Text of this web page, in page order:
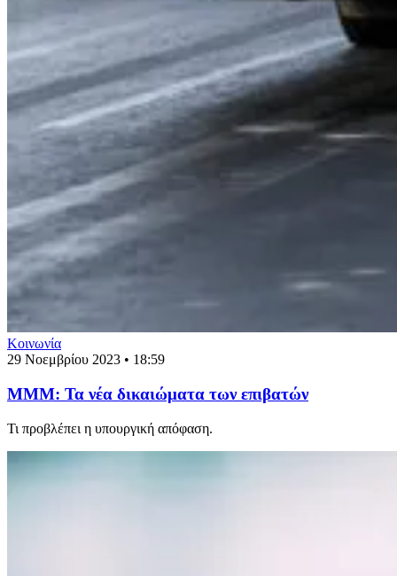
Κοινωνία
29 Νοεμβρίου 2023 • 18:59
ΜΜΜ: Τα νέα δικαιώματα των επιβατών
Τι προβλέπει η υπουργική απόφαση.